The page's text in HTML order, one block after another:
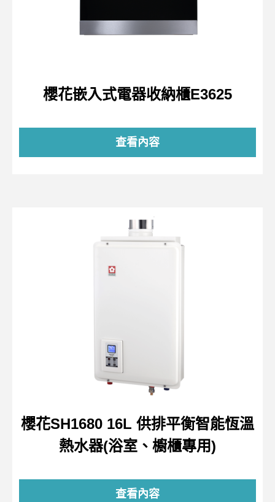
櫻花嵌入式電器收納櫃E3625
查看內容
櫻花SH1680 16L 供排平衡智能恆溫
熱水器(浴室、櫥櫃專用)
查看內容